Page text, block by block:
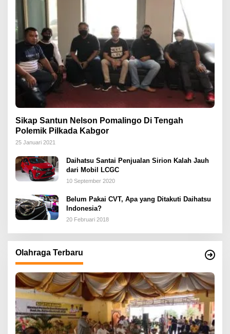
Sikap Santun Nelson Pomalingo Di Tengah
Polemik Pilkada Kabgor
25 Januari 2021
Daihatsu Santai Penjualan Sirion Kalah Jauh
dari Mobil LCGC
10 September 2020
Belum Pakai CVT, Apa yang Ditakuti Daihatsu
Indonesia?
20 Februari 2018
Olahraga Terbaru